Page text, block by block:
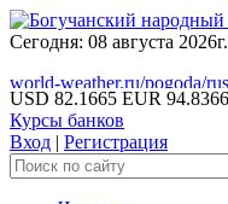
Сегодня: 08 августа 2026г.
world-weather.ru/pogoda/
USD 82.1665 EUR 94.8366
Курсы банков
Вход | Регистрация